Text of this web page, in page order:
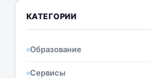
КАТЕГОРИИ
Образование
Сервисы